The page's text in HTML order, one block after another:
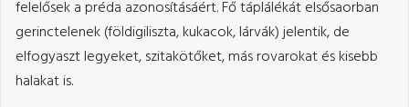
felelősek a préda azonosításáért. Fő táplálékát elsősaorban
gerinctelenek (földigiliszta, kukacok, lárvák) jelentik, de
elfogyaszt legyeket, szitakötőket, más rovarokat és kisebb
halakat is.